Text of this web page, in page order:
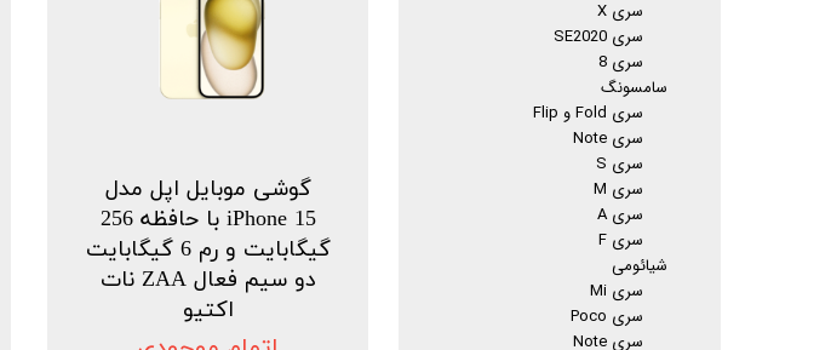
گوشی موبایل اپل مدل
iPhone 15 با حافظه 256
گیگابایت و رم 6 گیگابایت
دو سیم فعال ZAA نات
اکتیو
سری X
سری SE2020
سری 8
سامسونگ
سری Fold و Flip
سری Note
سری S
سری M
سری A
سری F
شیائومی
سری Mi
سری Poco
سری Note